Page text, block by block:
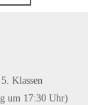
Klassen
um 17:30 Uhr)